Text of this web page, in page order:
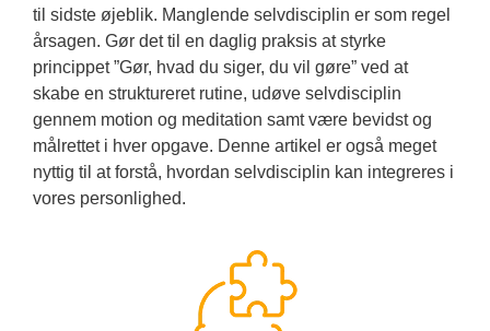
til sidste øjeblik. Manglende selvdisciplin er som regel
årsagen. Gør det til en daglig praksis at styrke
princippet ”Gør, hvad du siger, du vil gøre” ved at
skabe en struktureret rutine, udøve selvdisciplin
gennem motion og meditation samt være bevidst og
målrettet i hver opgave. Denne artikel er også meget
nyttig til at forstå, hvordan selvdisciplin kan integreres i
vores personlighed.